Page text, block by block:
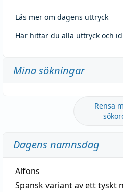
Läs mer om dagens uttryck
Här hittar du alla uttryck och
Mina sökningar
Rensa
Dagens namnsdag
Alfons
Spansk variant av ett tyskt